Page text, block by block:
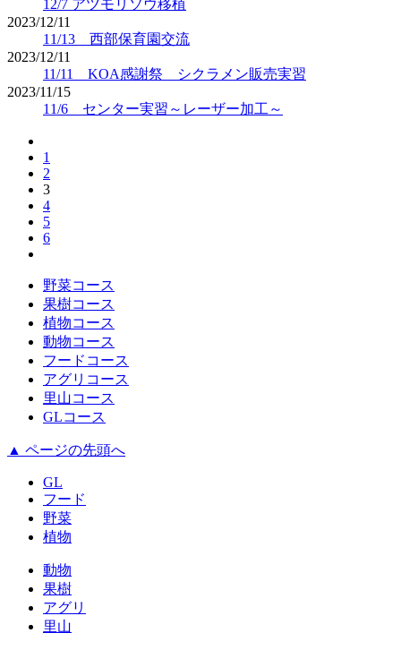
12/7 アツモリソウ移植
2023/12/11
11/13 西部保育園交流
2023/12/11
11/11 KOA感謝祭 シクラメン販売実習
2023/11/15
11/6 センター実習～レーザー加工～
1
2
3
4
5
6
野菜コース
果樹コース
植物コース
動物コース
フードコース
アグリコース
里山コース
GLコース
▲ ページの先頭へ
GL
フード
野菜
植物
動物
果樹
アグリ
里山